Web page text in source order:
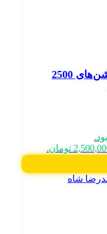
تمبر شاه و فرح پهلوی – جشن‌های 2500